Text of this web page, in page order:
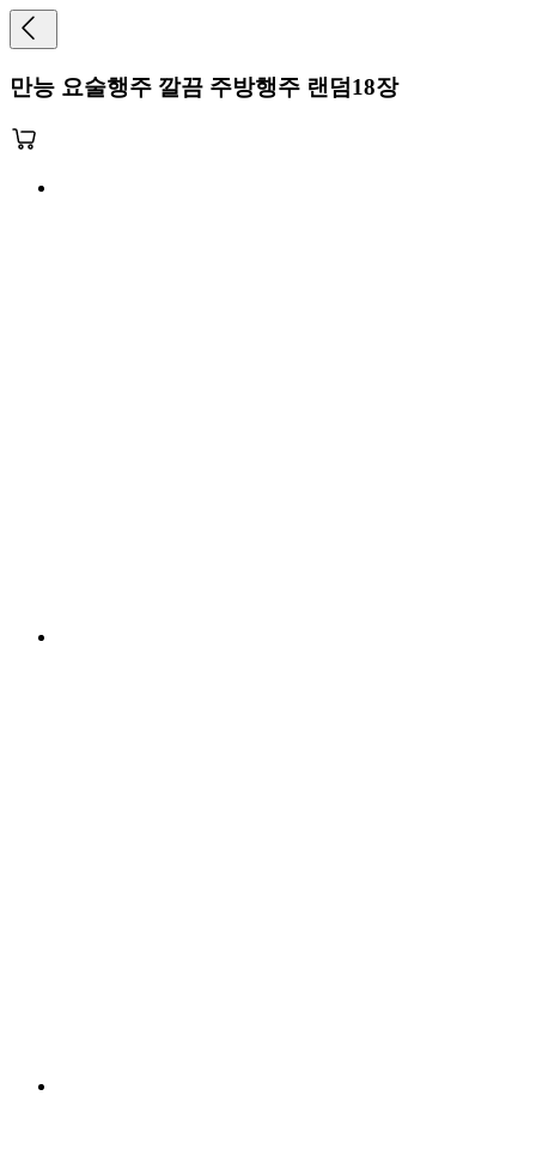
만능 요술행주 깔끔 주방행주 랜덤18장